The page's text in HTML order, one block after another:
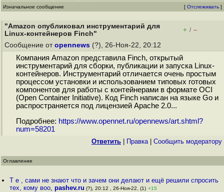
Изначальное сообщение [ Отслеживать ]
"Amazon опубликовал инструментарий для
Linux-контейнеров Finch"
+ / –
Сообщение от opennews (?), 26-Ноя-22, 20:12
Компания Amazon представила Finch, открытый
инструментарий для сборки, публикации и запуска Linux-
контейнеров. Инструментарий отличается очень простым
процессом установки и использованием типовых готовых
компонентов для работы с контейнерами в формате OCI
(Open Container Initiative). Код Finch написан на языке Go и
распространяется под лицензией Apache 2.0...
Подробнее: https://www.opennet.ru/opennews/art.shtml?
num=58201
Ответить Правка| Cообщить модератору
Оглавление
Т е , сами не знают что и зачем они делают и ещё решили спросить
тех, кому воо,pashev.ru (?), 20:12 , 26-Ноя-22, (1) +15